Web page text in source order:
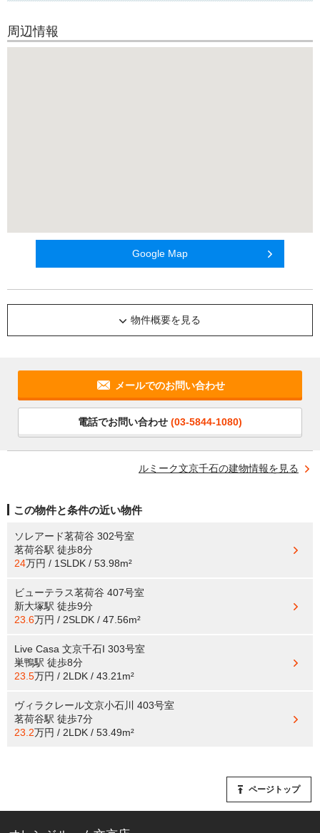
周辺情報
Google Map
物件概要を見る
メールでのお問い合わせ
電話でお問い合わせ (03-5844-1080)
ルミーク文京千石の建物情報を見る
この物件と条件の近い物件
ソレアード茗荷谷 302号室
茗荷谷駅 徒歩8分
24万円 / 1SLDK / 53.98m²
ビューテラス茗荷谷 407号室
新大塚駅 徒歩9分
23.6万円 / 2SLDK / 47.56m²
Live Casa 文京千石I 303号室
巣鴨駅 徒歩8分
23.5万円 / 2LDK / 43.21m²
ヴィラクレール文京小石川 403号室
茗荷谷駅 徒歩7分
23.2万円 / 2LDK / 53.49m²
ページトップ